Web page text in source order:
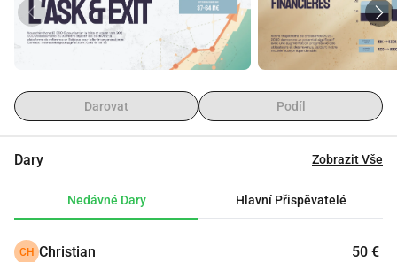
Darovat Podíl
Dary Zobrazit Vše
Nedávné Dary Hlavní Přispěvatelé
CH Christian 50 €